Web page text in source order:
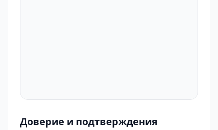
Доверие и подтверждения